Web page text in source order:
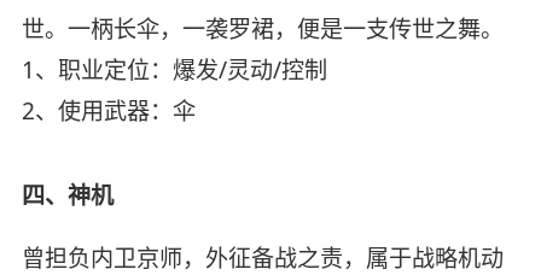
世。一柄长伞，一袭罗裙，便是一支传世之舞。
1、职业定位：爆发/灵动/控制
2、使用武器：伞
四、神机
曾担负内卫京师，外征备战之责，属于战略机动